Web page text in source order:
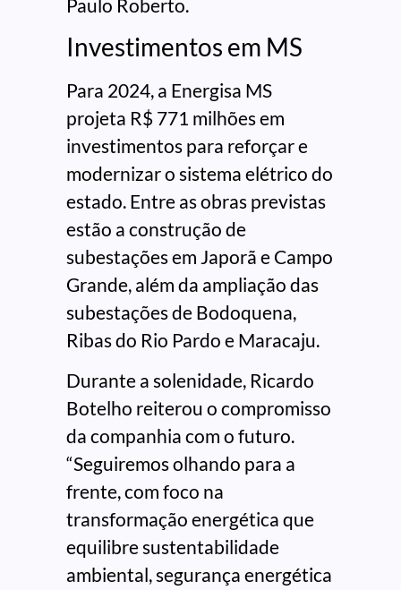
Paulo Roberto.
Investimentos em MS
Para 2024, a Energisa MS
projeta R$ 771 milhões em
investimentos para reforçar e
modernizar o sistema elétrico do
estado. Entre as obras previstas
estão a construção de
subestações em Japorã e Campo
Grande, além da ampliação das
subestações de Bodoquena,
Ribas do Rio Pardo e Maracaju.
Durante a solenidade, Ricardo
Botelho reiterou o compromisso
da companhia com o futuro.
“Seguiremos olhando para a
frente, com foco na
transformação energética que
equilibre sustentabilidade
ambiental, segurança energética